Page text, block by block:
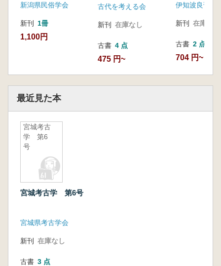
新潟県民俗学会
新刊 1冊
1,100円
古代を考える会
新刊 在庫なし
古書 4 点
475 円~
伊知波良刊行
新刊 在庫なし
古書 2 点
704 円~
最近見た本
宮城考古
学 第6
号
宮城考古学 第6号
宮城県考古学会
新刊 在庫なし
古書 3 点